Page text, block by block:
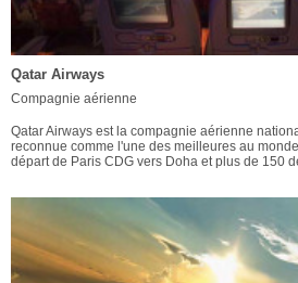
Qatar Airways
Compagnie aérienne
Qatar Airways est la compagnie aérienne
reconnue comme l'une des meilleures au
départ de Paris CDG vers Doha et plus de 150